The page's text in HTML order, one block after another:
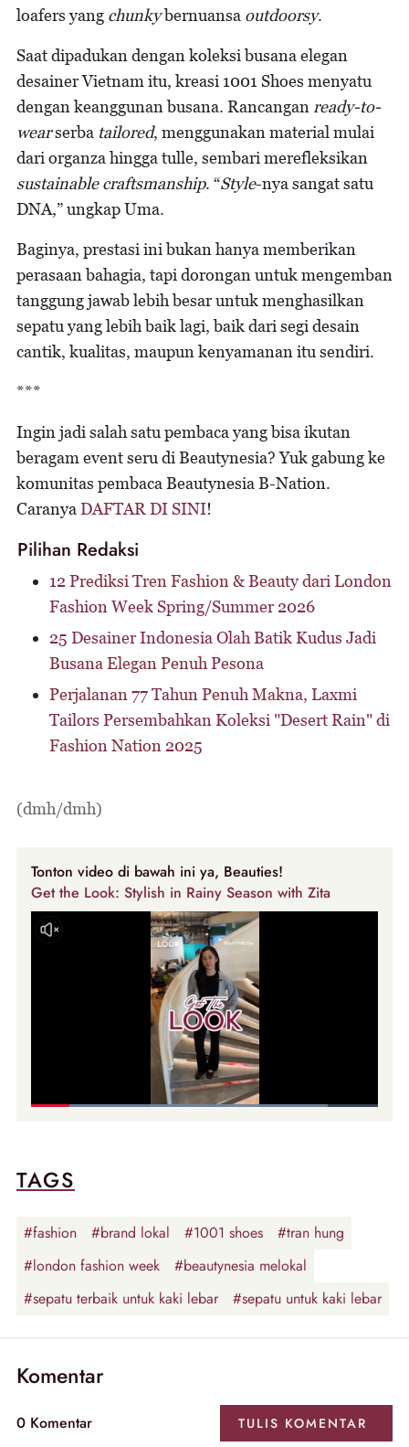
loafers yang chunkybernuansa outdoorsy.
Saat dipadukan dengan koleksi busana elegan
desainer Vietnam itu, kreasi 1001 Shoes menyatu
dengan keanggunan busana. Rancangan ready-to-
wearserba tailored, menggunakan material mulai
dari organza hingga tulle, sembari merefleksikan
sustainable craftsmanship. “Style-nya sangat satu
DNA,” ungkap Uma.
Baginya, prestasi ini bukan hanya memberikan
perasaan bahagia, tapi dorongan untuk mengemban
tanggung jawab lebih besar untuk menghasilkan
sepatu yang lebih baik lagi, baik dari segi desain
cantik, kualitas, maupun kenyamanan itu sendiri.
***
Ingin jadi salah satu pembaca yang bisa ikutan
beragam event seru di Beautynesia? Yuk gabung ke
komunitas pembaca Beautynesia B-Nation.
Caranya DAFTAR DI SINI!
Pilihan Redaksi
12 Prediksi Tren Fashion & Beauty dari London
Fashion Week Spring/Summer 2026
25 Desainer Indonesia Olah Batik Kudus Jadi
Busana Elegan Penuh Pesona
Perjalanan 77 Tahun Penuh Makna, Laxmi
Tailors Persembahkan Koleksi "Desert Rain" di
Fashion Nation 2025
(dmh/dmh)
Tonton video di bawah ini ya, Beauties!
Get the Look: Stylish in Rainy Season with Zita
TAGS
#fashion #brand lokal #1001 shoes
#tran hung
#london fashion week
#beautynesia melokal
#sepatu terbaik untuk kaki lebar
#sepatu untuk kaki lebar
Komentar
0 Komentar TULIS KOMENTAR